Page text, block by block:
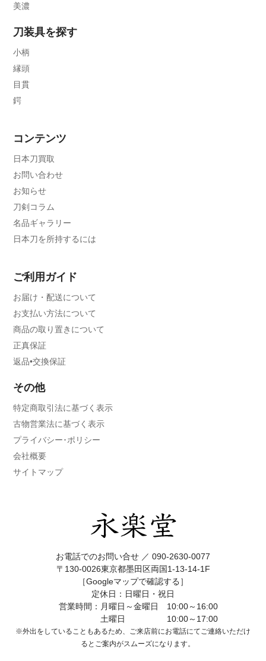
美濃
刀装具を探す
小柄
縁頭
目貫
鍔
コンテンツ
日本刀買取
お問い合わせ
お知らせ
刀剣コラム
名品ギャラリー
日本刀を所持するには
ご利用ガイド
お届け・配送について
お支払い方法について
商品の取り置きについて
正真保証
返品•交換保証
その他
特定商取引法に基づく表示
古物営業法に基づく表示
プライバシー･ポリシー
会社概要
サイトマップ
お電話でのお問い合せ ／ 090-2630-0077
〒130-0026東京都墨田区両国1-13-14-1F
［Googleマップで確認する］
定休日：日曜日・祝日
営業時間：月曜日～金曜日 10:00～16:00
土曜日 10:00～17:00
※外出をしていることもあるため、ご来店前にお電話にてご連絡いただけ
ると ご案内がスムーズになります。